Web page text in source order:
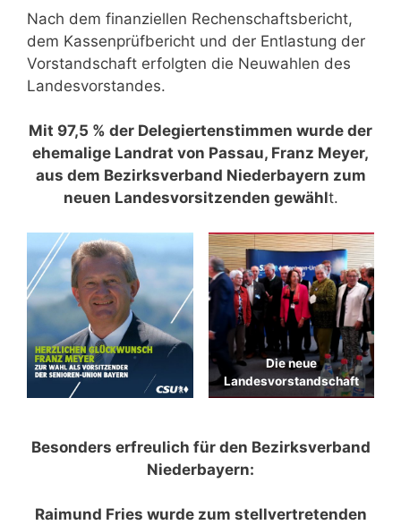
Nach dem finanziellen Rechenschaftsbericht,
dem Kassenprüfbericht und der Entlastung der
Vorstandschaft erfolgten die Neuwahlen des
Landesvorstandes.
Mit 97,5 % der Delegiertenstimmen wurde der
ehemalige Landrat von Passau, Franz Meyer,
aus dem Bezirksverband Niederbayern zum
neuen Landesvorsitzenden gewählt.
Die neue
Landesvorstandschaft
Besonders erfreulich für den Bezirksverband
Niederbayern:
Raimund Fries wurde zum stellvertretenden